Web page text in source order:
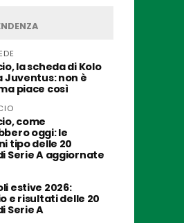
la scheda di Kolo
Juventus: non è
piace così
come
oggi: le
tipo delle 20
Serie A aggiornate
estive 2026:
e risultati delle 20
Serie A